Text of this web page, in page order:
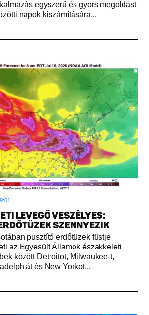
egyszerű és gyors megoldást
napok kiszámítására...
LEVEGŐ VESZÉLYES:
SZENNYEZIK
pusztító erdőtüzek füstje
az Egyesült Államok északkeleti
között Detroitot, Milwaukee-t,
és New Yorkot...